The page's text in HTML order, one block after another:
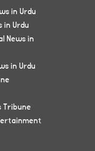
in Urdu
in Urdu
News in
in Urdu
Tribune